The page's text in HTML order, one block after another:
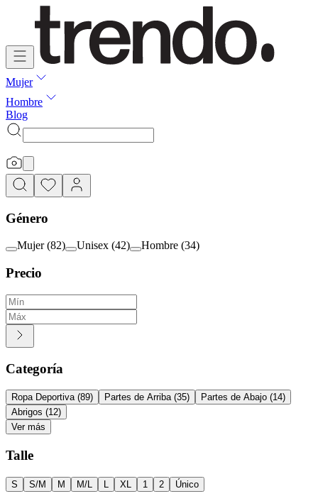
Mujer
Hombre
Blog
Género
Mujer (82) Unisex (42) Hombre (34)
Precio
Categoría
Ropa Deportiva (89) Partes de Arriba (35) Partes de Abajo (14)
Abrigos (12)
Ver más
Talle
S S/M M M/L XL 1 2 Único